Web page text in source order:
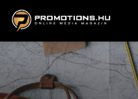
ZENE, FILM & KULT